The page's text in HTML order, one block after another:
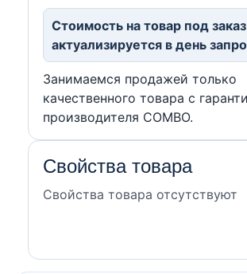
Стоимость на товар под заказ
актуализируется в день
Занимаемся продажей только
качественного товара с
производителя COMBO.
Свойства товара
Свойства товара отсутствуют